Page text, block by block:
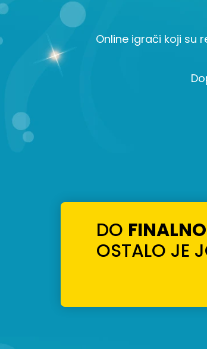
Online igrači koji su
DO
OSTALO JE